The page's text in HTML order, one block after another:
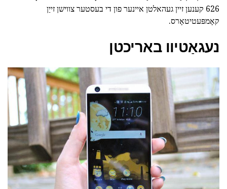
626 קענען זיין געהאלטן איינער פון די בעסטער צווישן זייַן
קאָמפּעטיטאָרס.
נעגאַטיוו באריכטן